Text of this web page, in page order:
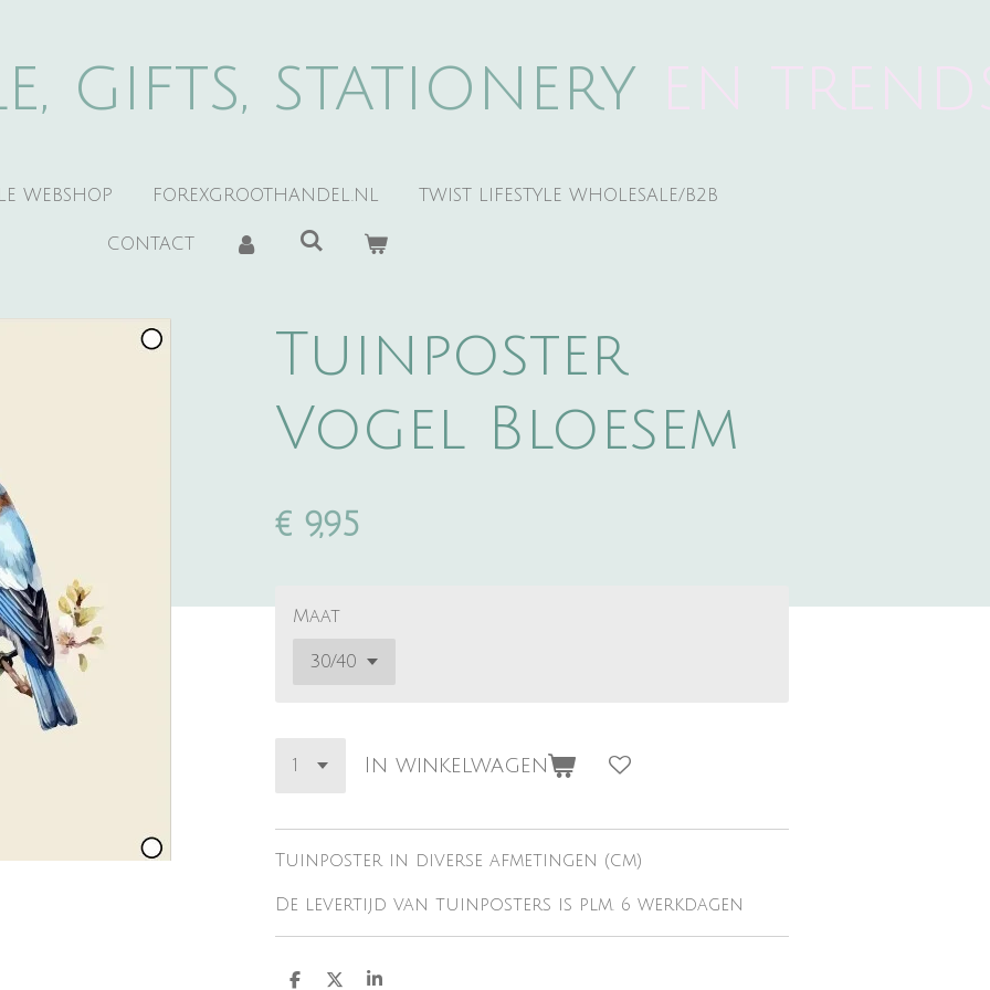
gifts, stationerye
WEBSHOP FOREXGROOTHANDEL.NL TWIST LIFESTYLE WHOLESALE/B2B
CONTACT
Tuinposter
Vogel Bloesem
€ 9,95
Maat
In winkelwagen
Tuinposter in diverse afmetingen (cm)
De levertijd van tuinposters is plm. 6 werkdagen
D D S